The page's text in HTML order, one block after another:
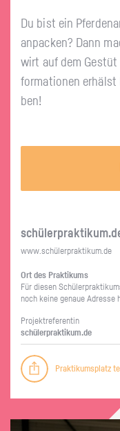
Du bist ein
an­pa­cken? Dann
wirt auf dem
for­ma­tio­nen er­hälst
ben!
www.​schüler​prak​tiku​m.​de
Ort des Prak­ti­kums
Für die­sen
noch keine ge­naue Adres­se
Pro­jekt­re­fe­ren­tin
schü­ler­prak­ti­kum.de
Praktikumsplatz